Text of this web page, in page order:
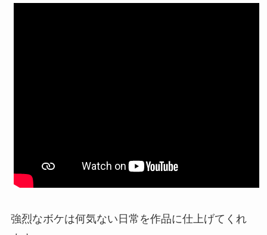
強烈なボケは何気ない日常を作品に仕上げてくれ